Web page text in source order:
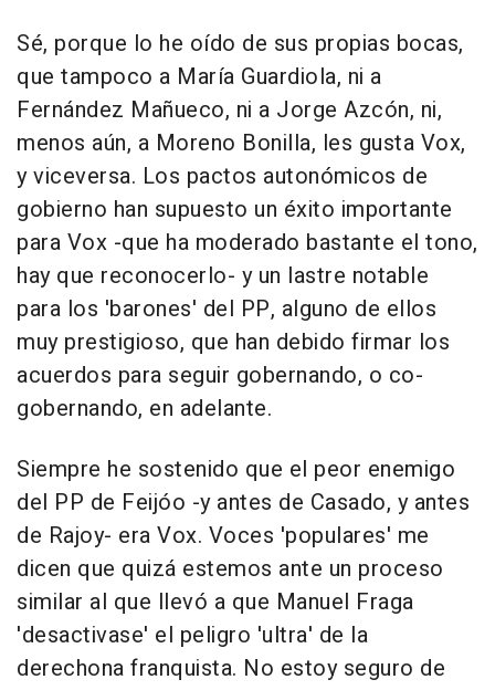
Sé, porque lo he oído de sus propias bocas,
que tampoco a María Guardiola, ni a
Fernández Mañueco, ni a Jorge Azcón, ni,
menos aún, a Moreno Bonilla, les gusta Vox,
y viceversa. Los pactos autonómicos de
gobierno han supuesto un éxito importante
para Vox -que ha moderado bastante el tono,
hay que reconocerlo- y un lastre notable
para los 'barones' del PP, alguno de ellos
muy prestigioso, que han debido firmar los
acuerdos para seguir gobernando, o co-
gobernando, en adelante.
Siempre he sostenido que el peor enemigo
del PP de Feijóo -y antes de Casado, y antes
de Rajoy- era Vox. Voces 'populares' me
dicen que quizá estemos ante un proceso
similar al que llevó a que Manuel Fraga
'desactivase' el peligro 'ultra' de la
derechona franquista. No estoy seguro de